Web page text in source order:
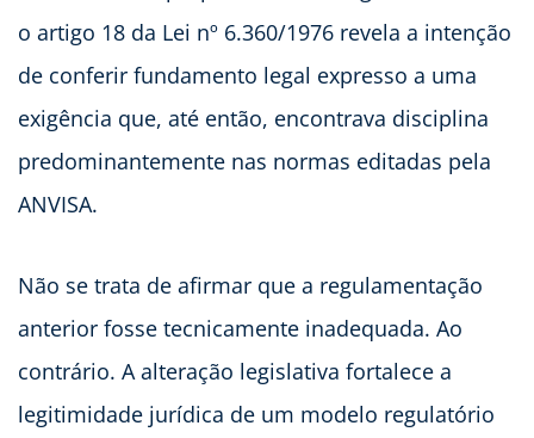
o artigo 18 da Lei nº 6.360/1976 revela a intenção
de conferir fundamento legal expresso a uma
exigência que, até então, encontrava disciplina
predominantemente nas normas editadas pela
ANVISA.
Não se trata de afirmar que a regulamentação
anterior fosse tecnicamente inadequada. Ao
contrário. A alteração legislativa fortalece a
legitimidade jurídica de um modelo regulatório